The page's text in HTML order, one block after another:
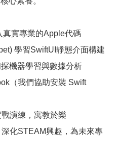
真實專業的Apple代碼
學習SwiftUI靜態介面構建
機器學習與數據分析
（我們協助安裝 Swift
演練，寓教於樂
化STEAM興趣，為未來專